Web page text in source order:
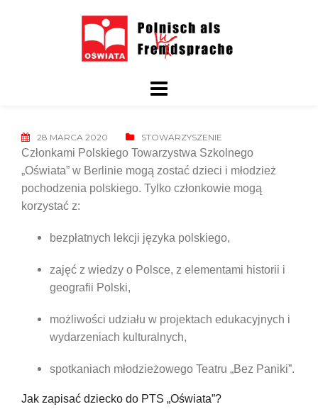
28 MARCA 2020 STOWARZYSZENIE
Członkami Polskiego Towarzystwa Szkolnego
„Oświata” w Berlinie mogą zostać dzieci i młodzież
pochodzenia polskiego. Tylko członkowie mogą
korzystać z:
bezpłatnych lekcji języka polskiego,
zajęć z wiedzy o Polsce, z elementami historii i
geografii Polski,
możliwości udziału w projektach edukacyjnych i
wydarzeniach kulturalnych,
spotkaniach młodzieżowego Teatru „Bez Paniki”.
Jak zapisać dziecko do PTS „Oświata”?